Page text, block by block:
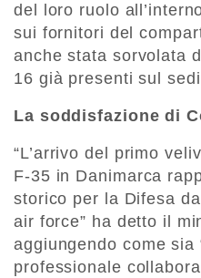
del loro ruolo
sui fornitori del
anche stata sorvolata
16 già presenti sul
La soddisfazione di
“L’arrivo del primo
F-35 in Danimarca
storico per la Difesa
air force” ha detto il
aggiungendo come
professionale